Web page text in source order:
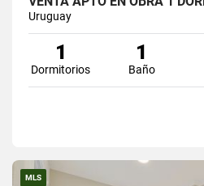
Uruguay
1
Dormitorios
1
Baño
MLS